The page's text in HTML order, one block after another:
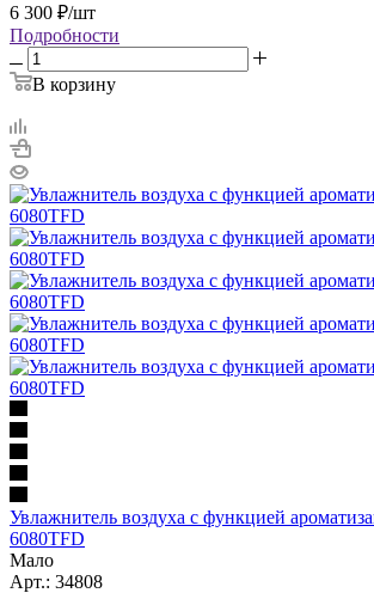
6 300 ₽/шт
Подробности
В корзину
Увлажнитель воздуха с функцией
6080TFD
Мало
Арт.: 34808